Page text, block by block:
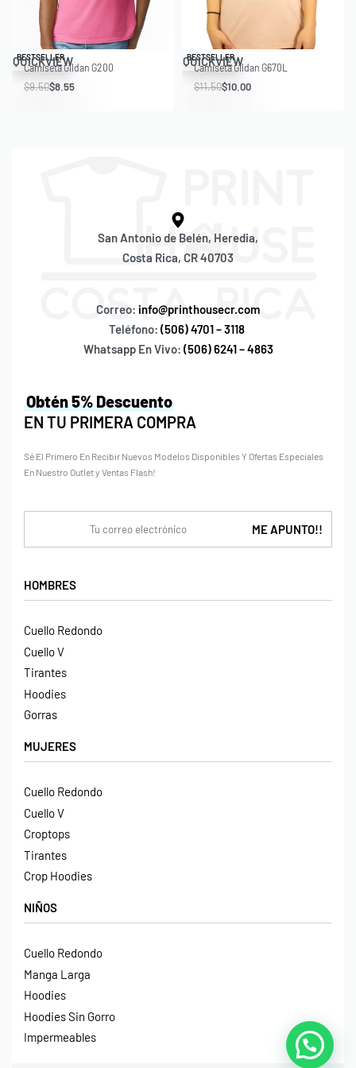
Save $0.95
BESTSELLER
QUICKVIEW
Camiseta Gildan G200
$9.50$8.55
Save $1.50
BESTSELLER
QUICKVIEW
Camiseta Gildan G670L
$11.50$10.00
San Antonio de Belén, Heredia,
Costa Rica, CR 40703
Correo: info@printhousecr.com
Teléfono: (506) 4701 – 3118
Whatsapp En Vivo: (506) 6241 – 4863
HOMBRES
Cuello Redondo
Cuello V
Tirantes
Hoodies
Gorras
MUJERES
Cuello Redondo
Cuello V
Croptops
Tirantes
Crop Hoodies
NIÑOS
Cuello Redondo
Manga Larga
Hoodies
Hoodies Sin Gorro
Impermeables
Obtén 5% Descuento
EN TU PRIMERA COMPRA
Sé El Primero En Recibir Nuevos Modelos Disponibles Y Ofertas Especiales
En Nuestro Outlet y Ventas Flash!